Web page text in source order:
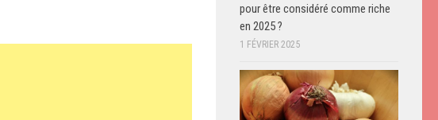
pour être considéré comme riche
en 2025 ?
1 FÉVRIER 2025